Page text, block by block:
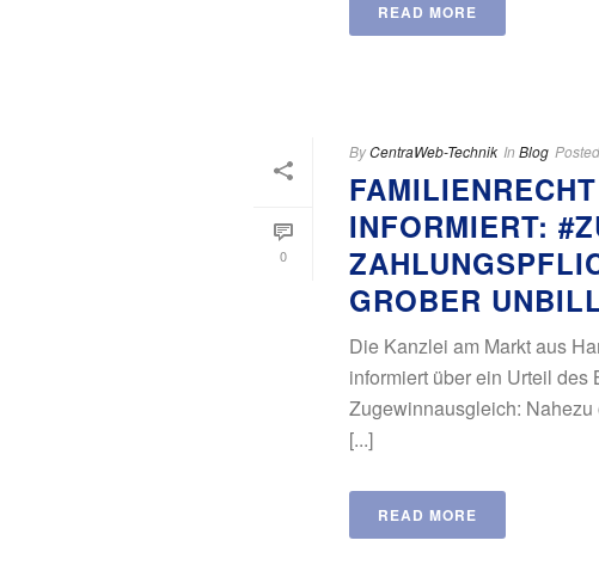
READ MORE
0
ByCentraWeb-Technik In Blog Posted
INFORMIERT:
GROBER
Die Kanzlei am Markt aus
informiert über ein Urteil des
Zugewinnausgleich:
[...]
READ MORE